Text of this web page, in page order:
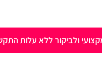
ולביקור ללא עלות התקשרו